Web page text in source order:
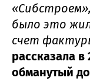
было это
счет
рассказала
обманутый